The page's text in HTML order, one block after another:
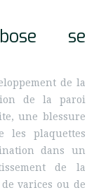
se
de la
de la paroi
une blessure
les plaquettes
dans un
de la
varices ou de